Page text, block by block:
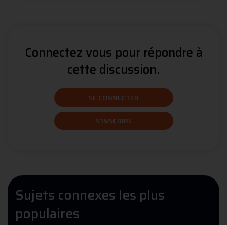
Connectez vous pour répondre à
cette discussion.
SE CONNECTER
S'INSCRIRE
Sujets connexes les plus
populaires